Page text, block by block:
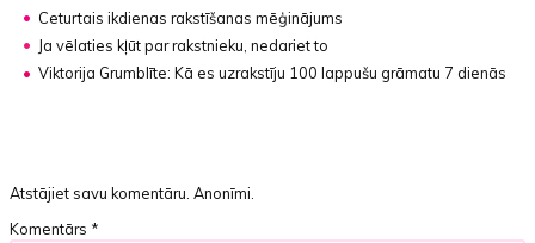
Ceturtais ikdienas rakstīšanas mēģinājums
Ja vēlaties kļūt par rakstnieku, nedariet to
Viktorija Grumblīte: Kā es uzrakstīju 100 lappušu grāmatu 7 dienās
Atstājiet savu komentāru. Anonīmi.
Komentārs *